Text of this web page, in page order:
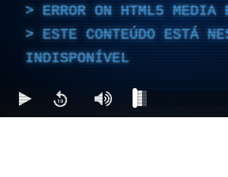
ERROR ON HTML5 MEDIA
ESTE CONTEÚDO ESTÁ
INDISPONÍVEL